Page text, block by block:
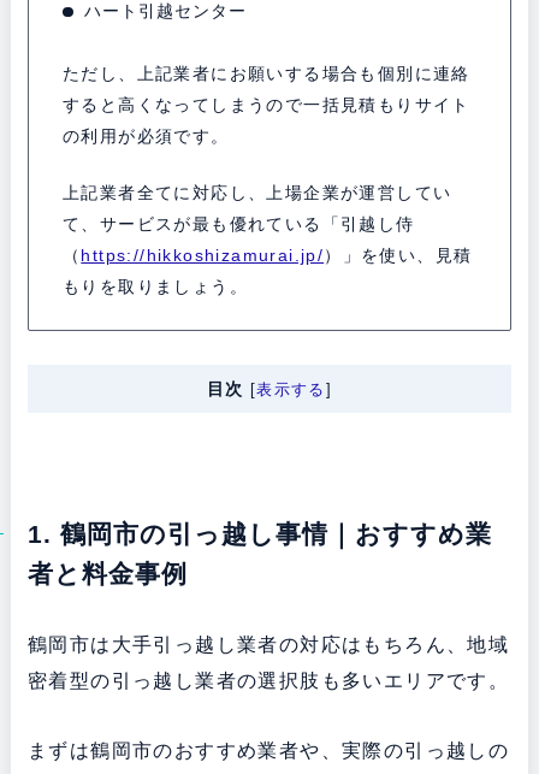
ハート引越センター
ただし、上記業者にお願いする場合も個別に連絡
すると高くなってしまうので一括見積もりサイト
の利用が必須です。
上記業者全てに対応し、上場企業が運営してい
て、サービスが最も優れている「引越し侍
（ https://hikkoshizamurai.jp/）」を使い、見積
もりを取りましょう。
目次 [表示する ]
1. 鶴岡市の引っ越し事情｜おすすめ業
者と料金事例
鶴岡市は大手引っ越し業者の対応はもちろん、地域
密着型の引っ越し業者の選択肢も多いエリアです。
まずは鶴岡市のおすすめ業者や、実際の引っ越しの